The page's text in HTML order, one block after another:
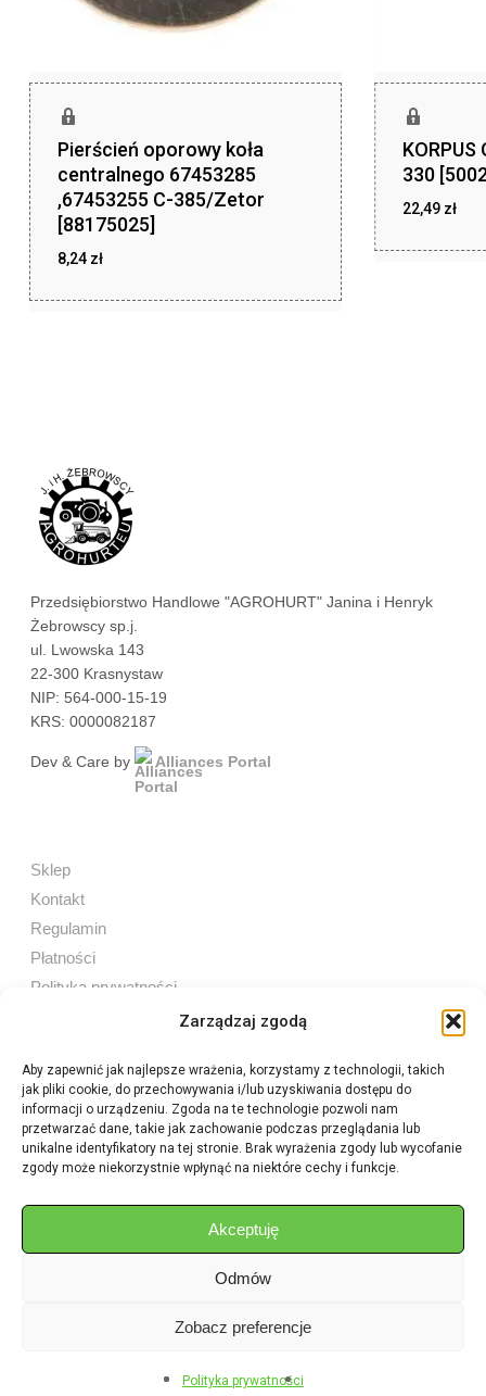
Zarządzaj zgodą
Aby zapewnić jak najlepsze wrażenia, korzystamy z technologii, takich
jak pliki cookie, do przechowywania i/lub uzyskiwania dostępu do
informacji o urządzeniu. Zgoda na te technologie pozwoli nam
przetwarzać dane, takie jak zachowanie podczas przeglądania lub
unikalne identyfikatory na tej stronie. Brak wyrażenia zgody lub wycofanie
zgody może niekorzystnie wpłynąć na niektóre cechy i funkcje.
Akceptuję
Odmów
Zobacz preferencje
Polityka prywatności
Pierścień oporowy koła
centralnego 67453285
,67453255 C-385/Zetor
[88175025]
8,24 zł
KORPUS
330
22,49 zł
Przedsiębiorstwo Handlowe "AGROHURT" Janina i Henryk
Żebrowscy sp.j.
ul. Lwowska 143
22-300 Krasnystaw
NIP: 564-000-15-19
KRS: 0000082187
Dev & Care by Alliances Portal
Sklep
Kontakt
Regulamin
Płatności
Polityka prywatności
Sprzedaż internetowa
Tel:605 603 753
Sprzedaż detaliczna
aukcje.agrohurt@gmail.com